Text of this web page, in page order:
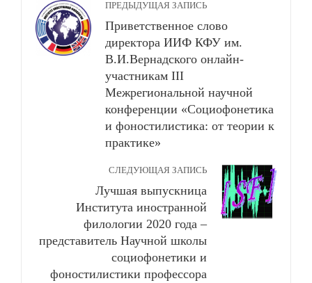
ПРЕДЫДУЩАЯ ЗАПИСЬ
Приветственное слово
директора ИИФ КФУ им.
В.И.Вернадского онлайн-
участникам III
Межрегиональной научной
конференции «Социофонетика
и фоностилистика: от теории к
практике»
СЛЕДУЮЩАЯ ЗАПИСЬ
Лучшая выпускница
Института иностранной
филологии 2020 года –
представитель Научной школы
социофонетики и
фоностилистики профессора